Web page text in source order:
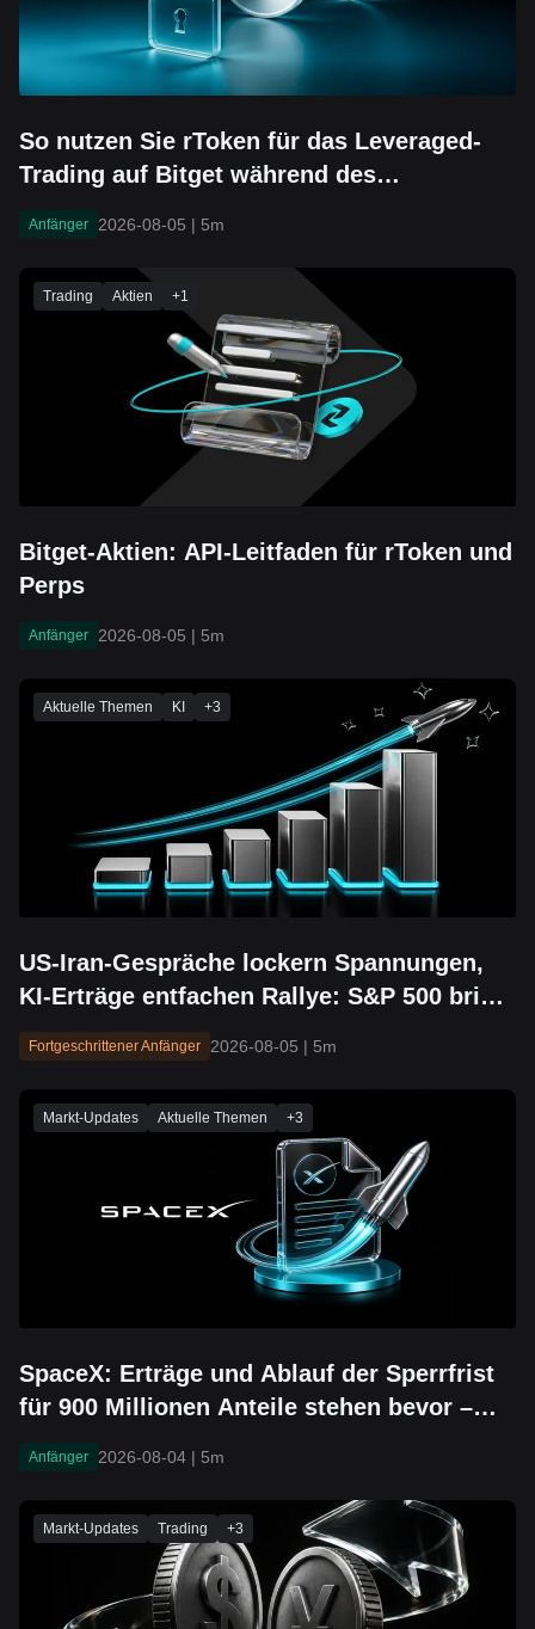
So nutzen Sie rToken für das Leveraged-
Trading auf Bitget während des
Anfänger 2026-08-05 | 5m
Trading Aktien +1
Bitget-Aktien: API-Leitfaden für rToken und
Perps
Anfänger 2026-08-05 | 5m
Aktuelle Themen KI +3
US-Iran-Gespräche lockern Spannungen,
KI-Erträge entfachen Rallye: S&P 500 bricht
über 7.700 aus und erreicht neues
Rekordhoch
Fortgeschrittener Anfänger 2026-08-05 | 5m
Markt-Updates Aktuelle Themen +3
SpaceX: Erträge und Ablauf der Sperrfrist
für 900 Millionen Anteile stehen bevor –
Anfänger 2026-08-04 | 5m
Markt-Updates Trading +3